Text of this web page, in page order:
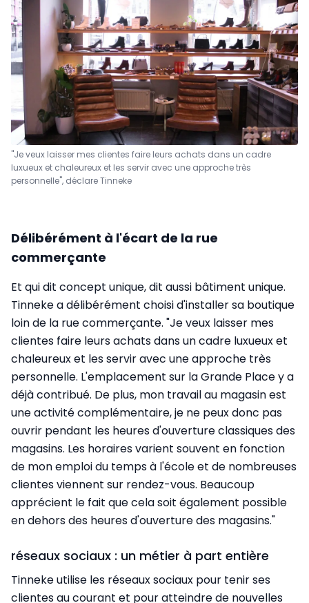
"Je veux laisser mes clientes faire leurs achats dans un cadre
luxueux et chaleureux et les servir avec une approche très
personnelle", déclare Tinneke
Délibérément à l'écart de la rue
commerçante
Et qui dit concept unique, dit aussi bâtiment unique.
Tinneke a délibérément choisi d'installer sa boutique
loin de la rue commerçante. "Je veux laisser mes
clientes faire leurs achats dans un cadre luxueux et
chaleureux et les servir avec une approche très
personnelle. L'emplacement sur la Grande Place y a
déjà contribué. De plus, mon travail au magasin est
une activité complémentaire, je ne peux donc pas
ouvrir pendant les heures d'ouverture classiques des
magasins. Les horaires varient souvent en fonction
de mon emploi du temps à l'école et de nombreuses
clientes viennent sur rendez-vous. Beaucoup
apprécient le fait que cela soit également possible
en dehors des heures d'ouverture des magasins."
réseaux sociaux : un métier à part entière
Tinneke utilise les réseaux sociaux pour tenir ses
clientes au courant et pour atteindre de nouvelles